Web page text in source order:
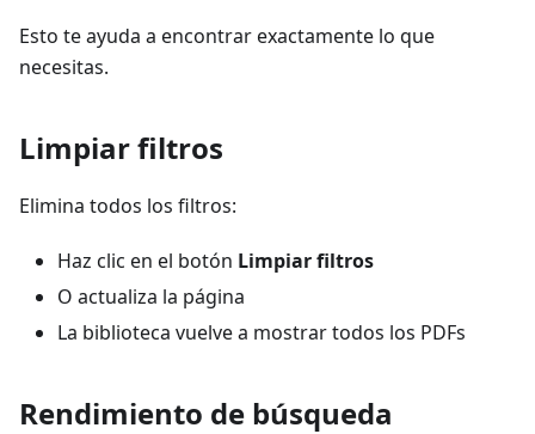
Esto te ayuda a encontrar exactamente lo que
necesitas.
Limpiar filtros
Elimina todos los filtros:
Haz clic en el botón Limpiar filtros
O actualiza la página
La biblioteca vuelve a mostrar todos los PDFs
Rendimiento de búsqueda